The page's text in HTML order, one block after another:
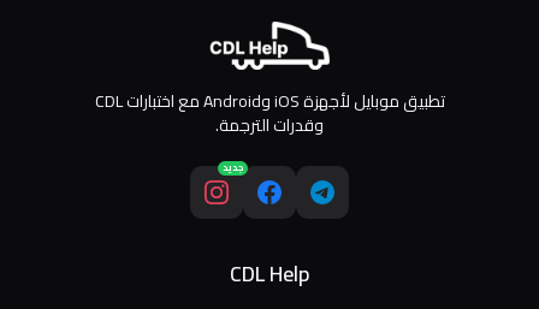
تطبيق موبايل لأجهزة iOS وAndroid مع اختبارات CDL
وقدرات الترجمة.
جديد
CDL Help